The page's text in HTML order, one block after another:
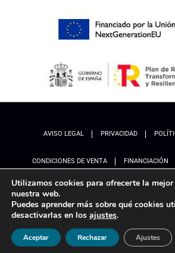
AVISO LEGAL PRIVACIDAD
CONDICIONES DE VENTA FINANCIACIÓN
AJUSTES
Marketing Ladinamo
Utilizamos cookies para ofrecerte la mejor
nuestra web.
Puedes aprender más sobre qué cookies
desactivarlas en los ajustes.
Aceptar Rechazar Ajustes